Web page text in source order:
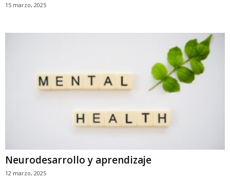
15 marzo, 2025
Neurodesarrollo y aprendizaje
12 marzo, 2025